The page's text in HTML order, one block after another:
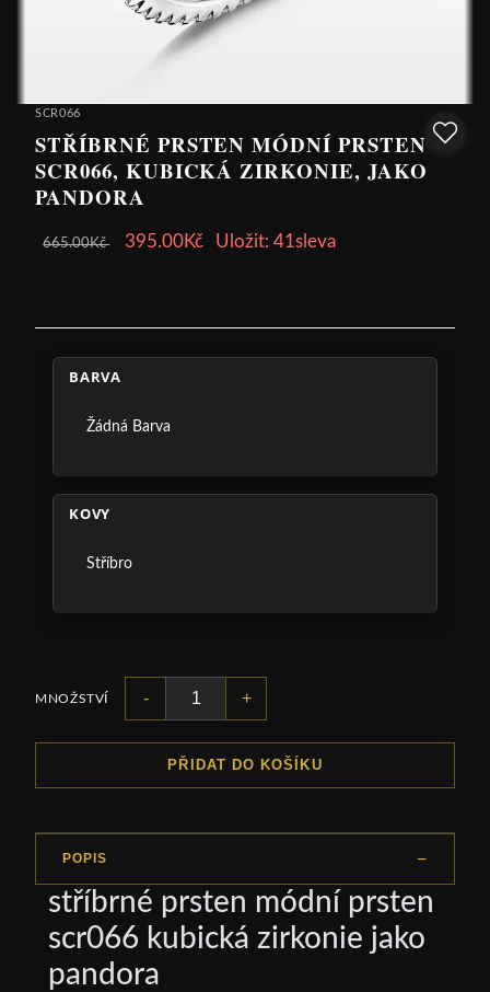
SCR066
STŘÍBRNÉ PRSTEN MÓDNÍ PRSTEN
SCR066, KUBICKÁ ZIRKONIE, JAKO
PANDORA
665.00Kč 395.00Kč Uložit: 41sleva
BARVA
Žádná Barva
KOVY
Stříbro
MNOŽSTVÍ - +
PŘIDAT DO KOŠÍKU
POPIS
stříbrné prsten módní prsten
scr066 kubická zirkonie jako
pandora